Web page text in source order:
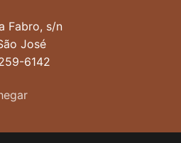
Fabro, s/n
José
6142